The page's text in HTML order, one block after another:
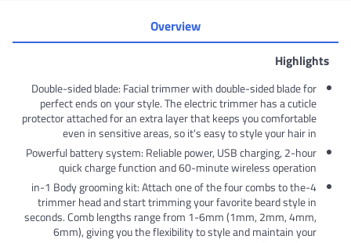
Double-sided blade: Facial trimmer with
perfect ends on your style. The electric
protector attached for an extra layer that
even in sensitive areas, so it's easy
Powerful battery system: Reliable power,
quick charge function and 60-minute
4-in-1 Body grooming kit: Attach one of the
trimmer head and start trimming your
seconds. Comb lengths range from 1-6mm
6mm), giving you the flexibility to style